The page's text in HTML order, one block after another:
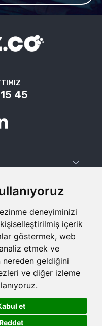
deneyiminizi
içerik
göstermek, web
etmek ve
geldiğini
ve diğer izleme
et
45
Saklıdır.